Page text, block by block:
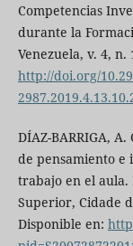
Competencias
durante la
Venezuela, v. 4, n.
http://doi.org/
DÍAZ-BARRIGA,
de pensamiento
trabajo en el aula.
Superior, Cidade
Disponible en: